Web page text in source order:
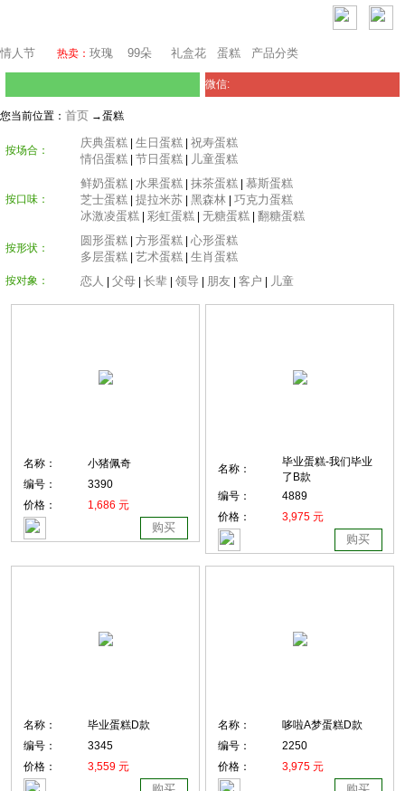
情人节 热卖： 玫瑰 99朵 礼盒花 蛋糕 产品分类
微信:
您当前位置： 首页 →蛋糕
按场合：
庆典蛋糕 生日蛋糕 祝寿蛋糕
情侣蛋糕 节日蛋糕 儿童蛋糕
按口味：
鲜奶蛋糕 水果蛋糕 抹茶蛋糕 慕斯蛋糕
芝士蛋糕 提拉米苏 黑森林 巧克力蛋糕
冰激凌蛋糕 彩虹蛋糕 无糖蛋糕 翻糖蛋糕
按形状：
圆形蛋糕 方形蛋糕 心形蛋糕
多层蛋糕 艺术蛋糕 生肖蛋糕
按对象： 恋人 父母 长辈 领导 朋友 客户 儿童
名称：
小猪佩奇
编号：
3390
价格：
1,686 元
购买
名称：
毕业蛋糕-我们毕业
了B款
编号：
4889
价格：
3,975 元
购买
名称：
毕业蛋糕D款
编号：
3345
价格：
3,559 元
名称：
哆啦A梦蛋糕D款
编号：
2250
价格：
3,975 元